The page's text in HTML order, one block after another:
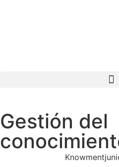
Gestión del
Knowment